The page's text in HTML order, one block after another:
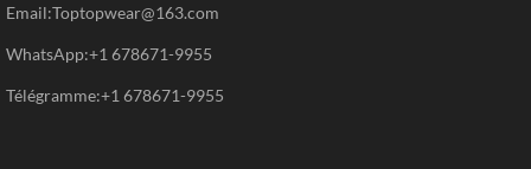
Email:Toptopwear@163.com
WhatsApp:+1 678671-9955
Télégramme:+1 678671-9955